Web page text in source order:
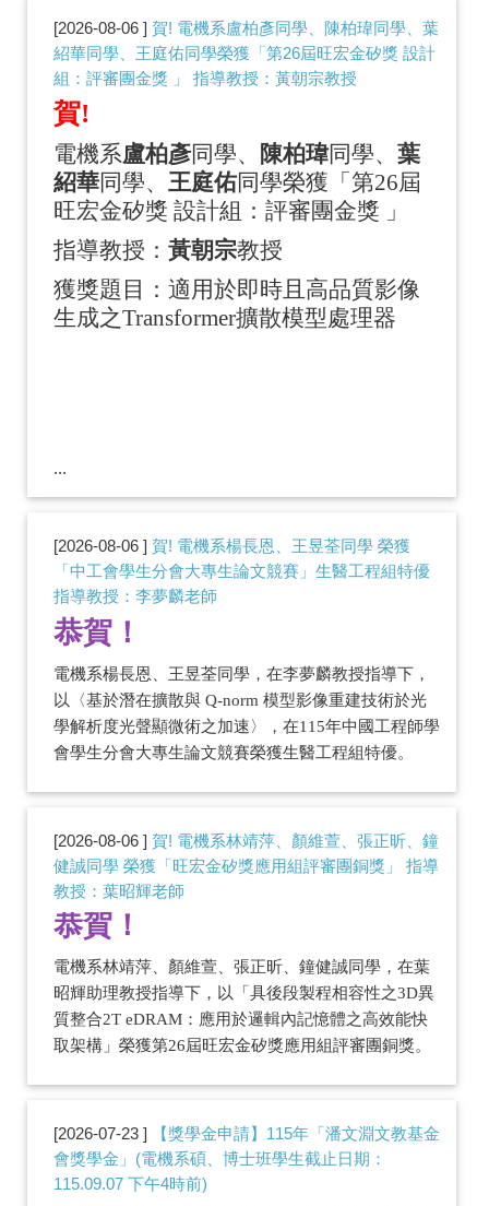
2026-08-06
賀! 電機系盧柏彥同學、陳柏瑋同學、葉
紹華同學、王庭佑同學榮獲「第26屆旺宏金矽獎 設計
組：評審團金獎 」 指導教授：黃朝宗教授
賀!
電機系盧柏彥同學、 陳柏瑋同學、 葉
紹華同學、 王庭佑同學榮獲「第26屆
旺宏金矽獎 設計組：評審團金獎 」
指導教授： 黃朝宗教授
獲獎題目 ：適用於即時且高品質影像
生成之Transformer擴散模型處理器
...
2026-08-06
賀! 電機系楊長恩、王昱荃同學 榮獲
「中工會學生分會大專生論文競賽」生醫工程組特優
指導教授：李夢麟老師
恭賀！
電機系楊長恩、王昱荃同學，在李夢麟教授指導下，
以 〈基於潛在擴散與 Q-norm 模型影像重建技術於光
學解析度光聲顯微術之加速〉
，在115年中國工程師學
會學生分會大專生論文競賽榮獲生醫工程組特優。
2026-08-06
賀! 電機系林靖萍、顏維萱、張正昕、鐘
健誠同學 榮獲「旺宏金矽獎應用組評審團銅獎」 指導
教授：葉昭輝老師
恭賀！
電機系林靖萍、顏維萱、張正昕、鐘健誠同學，在葉
昭輝助理教授指導下，以「具後段製程相容性之3D異
質整合2T eDRAM：應用於邏輯內記憶體之高效能快
取架構」榮獲第26屆旺宏金矽獎應用組評審團銅獎。
2026-07-23
【獎學金申請】115年「潘文淵文教基金
會獎學金」(電機系碩、博士班學生截止日期：
115.09.07 下午4時前)